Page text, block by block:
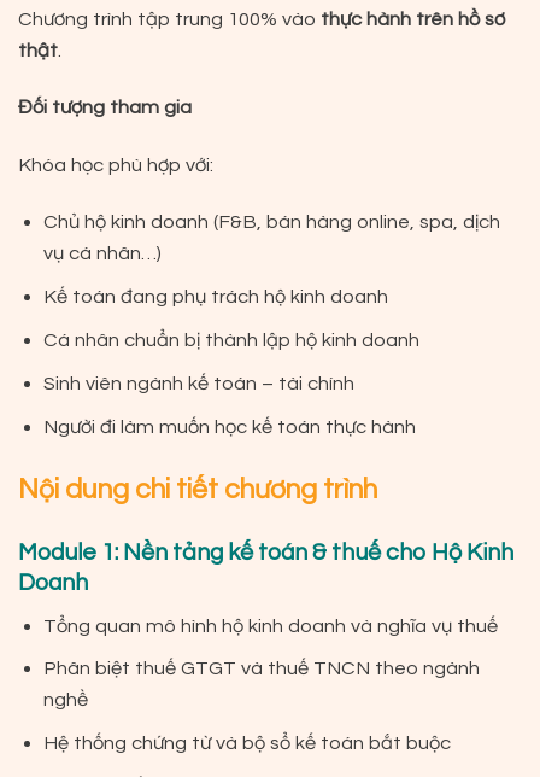
Chương trình tập trung 100% vào thực hành trên hồ sơ
thật
Đối tượng tham gia
Khóa học phù hợp với:
Chủ hộ kinh doanh (F&B, bán hàng online, spa, dịch
vụ cá nhân…)
Kế toán đang phụ trách hộ kinh doanh
Cá nhân chuẩn bị thành lập hộ kinh doanh
Sinh viên ngành kế toán – tài chính
Người đi làm muốn học kế toán thực hành
Nội dung chi tiết chương trình
Module 1: Nền tảng kế toán & thuế cho Hộ Kinh
Doanh
Tổng quan mô hình hộ kinh doanh và nghĩa vụ thuế
Phân biệt thuế GTGT và thuế TNCN theo ngành
nghề
Hệ thống chứng từ và bộ sổ kế toán bắt buộc